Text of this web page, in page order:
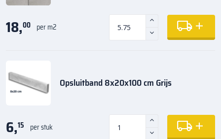
18,00 per m2
Opsluitband 8x20x100 cm Grijs
6,15 per stuk